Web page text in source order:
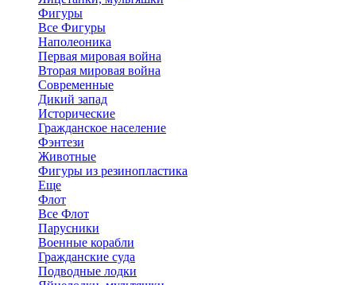
Фигуры
Все Фигуры
Наполеоника
Первая мировая война
Вторая мировая война
Современные
Дикий запад
Исторические
Гражданское население
Фэнтези
Животные
Фигуры из резинопластика
Еще
Флот
Все Флот
Парусники
Военные корабли
Гражданские суда
Подводные лодки